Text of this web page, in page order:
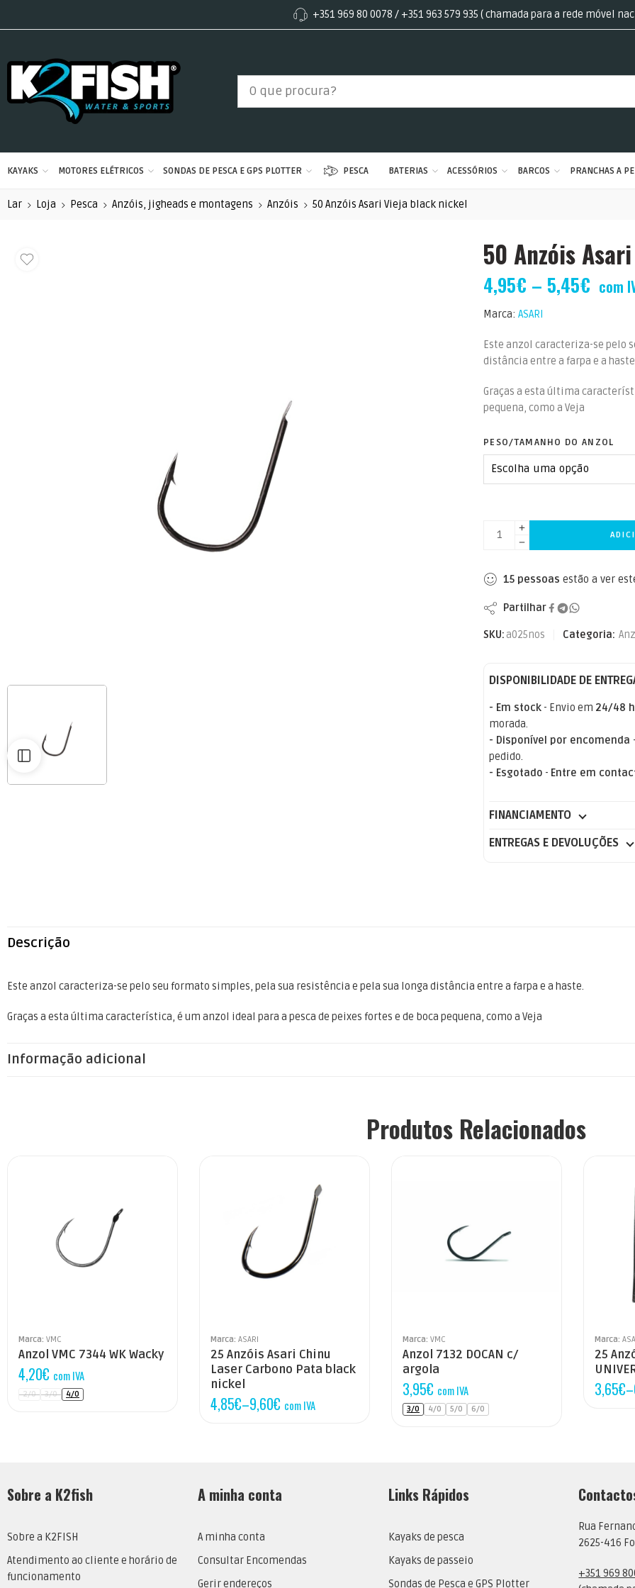
+351 969 80 0078 / +351 963 579 935 ( chamada para a rede móvel
KAYAKS MOTORES ELÉTRICOS SONDAS DE PESCA E GPS PLOTTER PESCA BATERIAS ACESSÓRIOS BARCOS PRANCHAS A
Lar Loja Pesca Anzóis, jigheads e montagens Anzóis 50 Anzóis Asari Vieja black nickel
50 Anzóis
4,95€ – 5,45€ com
Marca: ASARI
Este anzol caracteriza-se pelo
distância entre a farpa e a
Graças a esta última
pequena, como a Veja
PESO/TAMANHO DO ANZOL
15 pessoas estão a ver
Partilhar
SKU: a025nos Categoria:
DISPONIBILIDADE DE
- Em stock- Envio em 24/48
morada.
- Disponível por encomenda
pedido.
- Esgotado - Entre em
FINANCIAMENTO
ENTREGAS E DEVOLUÇÕES
Descrição
Este anzol caracteriza-se pelo seu formato simples, pela sua resistência e pela sua longa distância entre a farpa e a haste.
Graças a esta última característica, é um anzol ideal para a pesca de peixes fortes e de boca pequena, como a Veja
Informação adicional
Produtos Relacionados
Marca: VMC
Anzol VMC 7344 WK Wacky
4,20€ com IVA
2/0 3/0 4/0
Marca: ASARI
25 Anzóis Asari Chinu
Laser Carbono Pata black
nickel
4,85€–9,60€ com IVA
1
1/0
3/0
4/0
Marca: VMC
Anzol 7132 DOCAN c/
argola
3,95€ com IVA
3/0 4/0 5/0 6/0
Marca:
25
3,65€–
Sobre a K2fish
Sobre a K2FISH
Atendimento ao cliente e horário de
funcionamento
A minha conta
A minha conta
Consultar Encomendas
Gerir endereços
Links Rápidos
Kayaks de pesca
Kayaks de passeio
Sondas de Pesca e GPS Plotter
Rua
2625-416
+351 969